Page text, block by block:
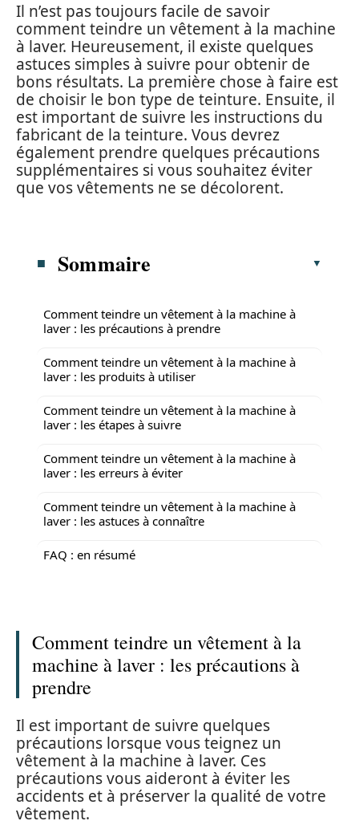
Il n’est pas toujours facile de savoir
comment teindre un vêtement à la machine
à laver. Heureusement, il existe quelques
astuces simples à suivre pour obtenir de
bons résultats. La première chose à faire est
de choisir le bon type de teinture. Ensuite, il
est important de suivre les instructions du
fabricant de la teinture. Vous devrez
également prendre quelques précautions
supplémentaires si vous souhaitez éviter
que vos vêtements ne se décolorent.
Sommaire
Comment teindre un vêtement à la machine à
laver : les précautions à prendre
Comment teindre un vêtement à la machine à
laver : les produits à utiliser
Comment teindre un vêtement à la machine à
laver : les étapes à suivre
Comment teindre un vêtement à la machine à
laver : les erreurs à éviter
Comment teindre un vêtement à la machine à
laver : les astuces à connaître
FAQ : en résumé
Comment teindre un vêtement à la
machine à laver : les précautions à
prendre
Il est important de suivre quelques
précautions lorsque vous teignez un
vêtement à la machine à laver. Ces
précautions vous aideront à éviter les
accidents et à préserver la qualité de votre
vêtement.